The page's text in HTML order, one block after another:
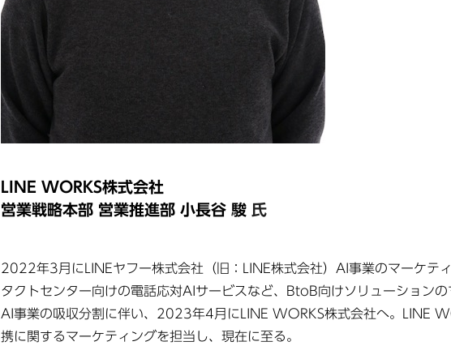
LINE WORKS株式会社
営業戦略本部 営業推進部 小長谷 駿 氏
2022年3月にLINEヤフー株式会社（旧：LINE株式会社）AI事業のマーケテ
タクトセンター向けの電話応対AIサービスなど、BtoB向けソリューションの
AI事業の吸収分割に伴い、2023年4月にLINE WORKS株式会社へ。LINE
携に関するマーケティングを担当し、現在に至る。